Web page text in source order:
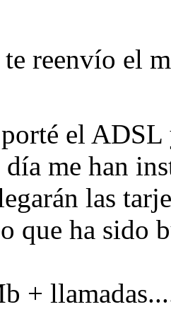
te reenvío el
el
me han
las
que ha sido
+